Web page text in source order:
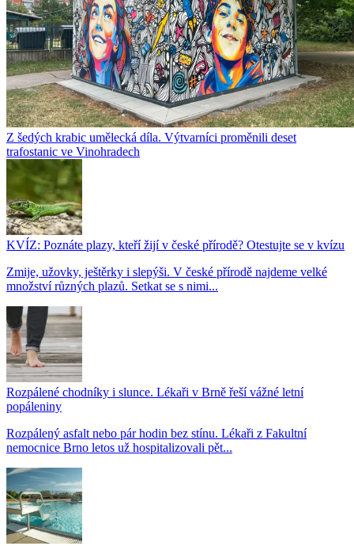
Z šedých krabic umělecká díla. Výtvarníci proměnili deset
trafostanic ve Vinohradech
KVÍZ: Poznáte plazy, kteří žijí v české přírodě? Otestujte se v kvízu
Zmije, užovky, ještěrky i slepýši. V české přírodě najdeme velké
množství různých plazů. Setkat se s nimi...
Rozpálené chodníky i slunce. Lékaři v Brně řeší vážné letní
popáleniny
Rozpálený asfalt nebo pár hodin bez stínu. Lékaři z Fakultní
nemocnice Brno letos už hospitalizovali pět...